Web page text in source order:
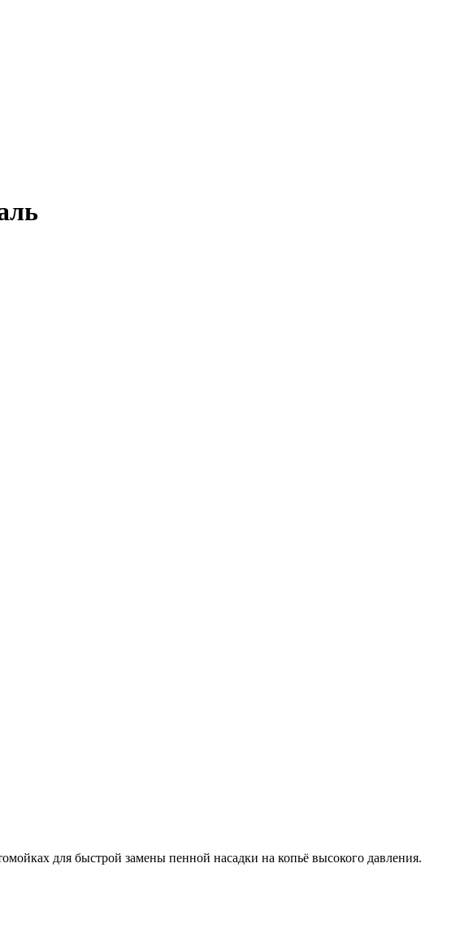
для быстрой замены пенной насадки на копьё высокого давления.